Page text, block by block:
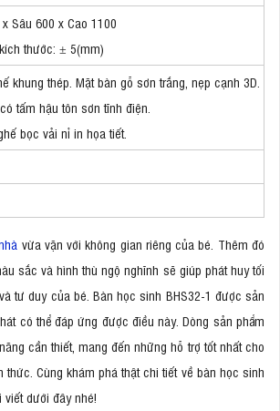
Sâu 600 x Cao 1100
thước: ± 5(mm)
khung thép. Mặt bàn gỗ sơn trắng, nẹp cạnh 3D.
tấm hậu tôn sơn tĩnh điện.
bọc vải nỉ in họa tiết.
vừa vặn với không gian riêng của bé. Thêm đó
sắc và hình thù ngộ nghĩnh sẽ giúp phát huy tối
tư duy của bé. Bàn học sinh BHS32-1 được sản
có thể đáp ứng được điều này. Dòng sản phẩm
cần thiết, mang đến những hỗ trợ tốt nhất cho
thức. Cùng khám phá thật chi tiết về bàn học sinh
viết dưới đây nhé!